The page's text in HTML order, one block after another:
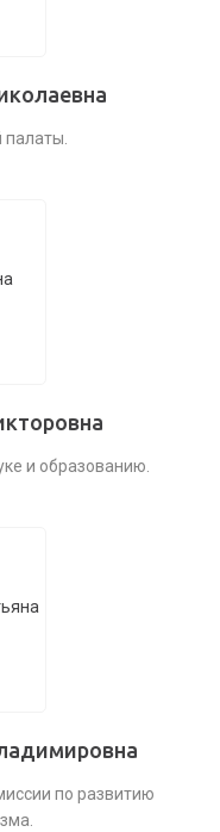
и образованию.
по развитию